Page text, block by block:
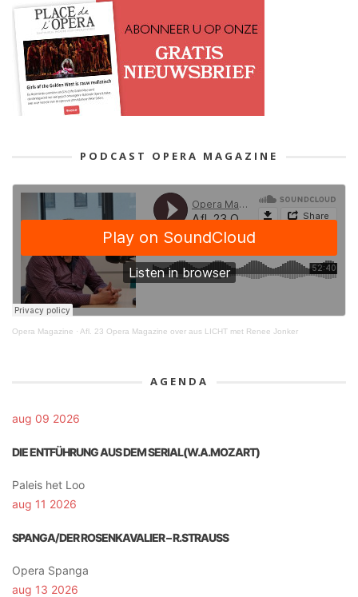
PODCAST OPERA MAGAZINE
Opera Magazine · Afl. 23 Opera Magazine over aus LICHT met Renee Jonker
AGENDA
aug 09 2026
DIE ENTFÜHRUNG AUS DEM SERIAL(W.A.MOZART)
Paleis het Loo
aug 11 2026
SPANGA/DER ROSENKAVALIER – R.STRAUSS
Opera Spanga
aug 13 2026